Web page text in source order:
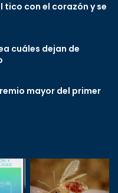
tico con el corazón y se
cuáles dejan de
mayor del primer